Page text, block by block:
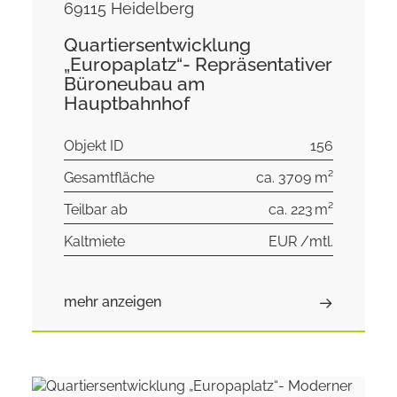
69115 Heidelberg
Quartiersentwicklung
„Europaplatz“- Repräsentativer
Büroneubau am
Hauptbahnhof
Objekt ID
156
Gesamtfläche
ca. 3709 m²
Teilbar ab
ca. 223 m²
Kaltmiete
EUR /mtl.
mehr anzeigen